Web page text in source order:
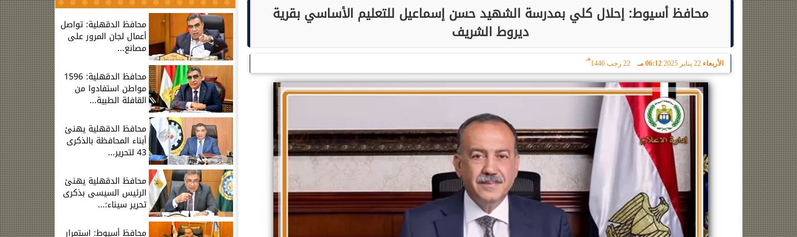
محافظ أسيوط: إحلال كلي بمدرسة الشهيد حسن إسماعيل للتعليم الأساسي بقرية
ديروط الشريف
الأربعاء 22 يناير 2025 06:12 مـ 22 رجب 1446
هـ
محافظ الدقهلية: تواصل
أعمال لجان المرور على
مصانع...
محافظ الدقهلية: 1596
مواطن استفادوا من
القافلة الطبية...
محافظ الدقهلية يهنئ
أبناء المحافظة بالذكرى
43 لتحرير...
محافظ الدقهلية يهنئ
الرئيس السيسى بذكرى
تحرير سيناء:...
محافظ أسيوط: استمرار